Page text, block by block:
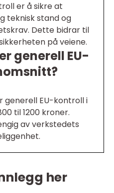
er å sikre at
teknisk stand og
Dette bidrar til
på veiene.
generell EU-
generell EU-kontroll i
til 1200 kroner.
av verkstedets
her